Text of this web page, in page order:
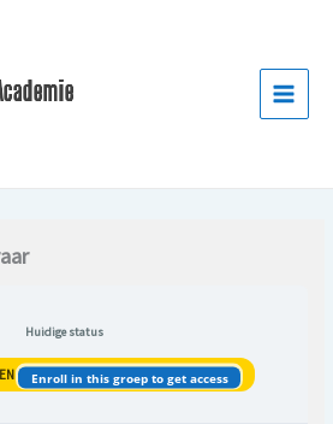
Huidige status
Enroll in this groep to get access